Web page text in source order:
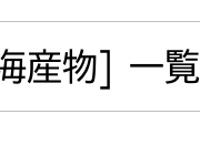
産物] 一覧